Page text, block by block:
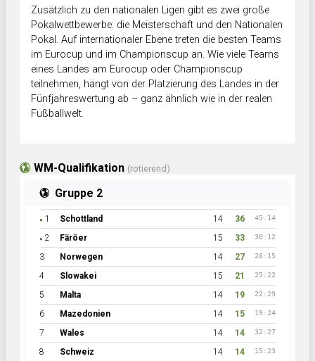
Zusätzlich zu den nationalen Ligen gibt es zwei große
Pokalwettbewerbe: die Meisterschaft und den Nationalen
Pokal. Auf internationaler Ebene treten die besten Teams
im Eurocup und im Championscup an. Wie viele Teams
eines Landes am Eurocup oder Championscup
teilnehmen, hängt von der Platzierung des Landes in der
Fünfjahreswertung ab – ganz ähnlich wie in der realen
Fußballwelt.
WM-Qualifikation (rotierend)
Gruppe 2
● 1 Schottland 14 36 45:14
● 2 Färöer 15 33 30:12
3 Norwegen 14 27 26:15
4 Slowakei 15 21 25:22
5 Malta 14 19 22:29
6 Mazedonien 14 15 19:24
7 Wales 14 14 32:27
8 Schweiz 14 14 15:23